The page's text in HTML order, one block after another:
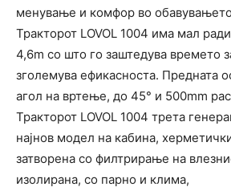
менување и комфор во
Тракторот LOVOL 1004 има мал
4,6m со што го заштедува времето
зголемува ефикасноста. Предната
агол на вртење, до 45° и 500mm
Тракторот LOVOL 1004 трета
најнов модел на кабина,
затворена со филтрирање на
изолирана, со парно и клима,